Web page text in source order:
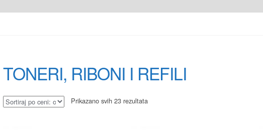
TONERI, RIBONI I REFILI
Prikazano svih 23 rezultata